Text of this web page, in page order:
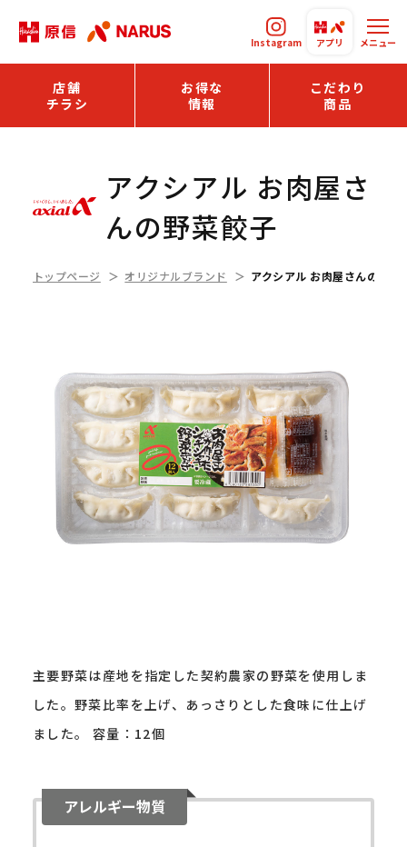
Instagram アプリ メニュー
店舗
チラシ
お得な
情報
こだわり
商品
アクシアル お肉屋さ
んの野菜餃子
トップページ オリジナルブランド アクシアル お肉屋さんの野菜
主要野菜は産地を指定した契約農家の野菜を使用しま
した。野菜比率を上げ、あっさりとした食味に仕上げ
ました。 容量：12個
アレルギー物質